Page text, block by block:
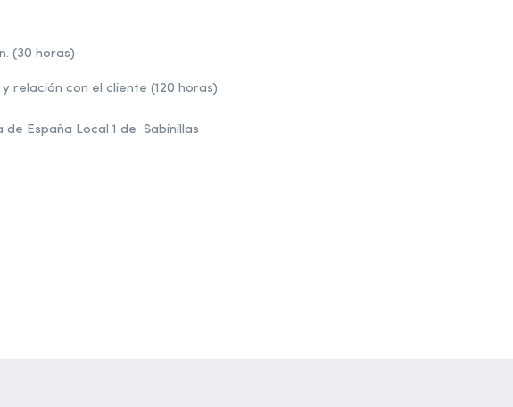
(30 horas)
relación con el cliente (120 horas)
España Local 1 de Sabinillas